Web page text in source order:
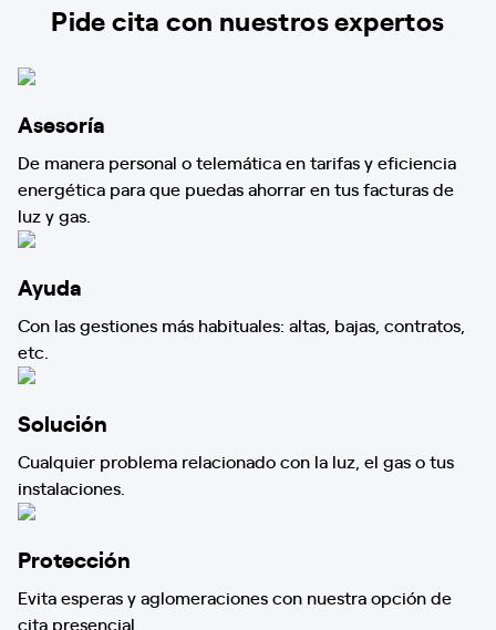
Pide cita con nuestros expertos
Asesoría
De manera personal o telemática en tarifas y eficiencia
energética para que puedas ahorrar en tus facturas de
luz y gas.
Ayuda
Con las gestiones más habituales: altas, bajas, contratos,
etc.
Solución
Cualquier problema relacionado con la luz, el gas o tus
instalaciones.
Protección
Evita esperas y aglomeraciones con nuestra opción de
cita presencial.